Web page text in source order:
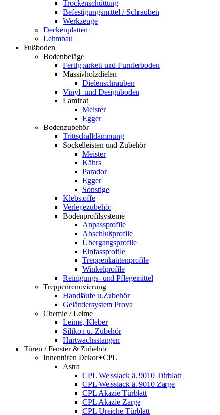
Trockenschüttung
Befestigungsmittel / Schrauben
Werkzeuge
Deckenplatten
Lehmbau
Fußboden
Bodenbeläge
Fertigparkett und Furnierboden
Massivholzdielen
Dielenschrauben
Vinyl- und Designboden
Laminat
Meister
Egger
Bodenzubehör
Trittschalldämmung
Sockelleisten und Zubehör
Meister
Kährs
Parador
Egger
Sonstige
Klebstoffe
Verlegezubehör
Bodenprofilsysteme
Anpassprofile
Abschlußprofile
Übergangsprofile
Einfassprofile
Treppenkantenprofile
Winkelprofile
Reinigungs- und Pflegemittel
Treppenrenovierung
Handläufe u.Zubehör
Geländersystem Prova
Chemie / Leime
Leime, Kleber
Silikon u. Zubehör
Hartwachsstangen
Türen / Fenster & Zubehör
Innentüren Dekor+CPL
Astra
CPL Weisslack ä. 9010 Türblatt
CPL Weisslack ä. 9010 Zarge
CPL Akazie Türblatt
CPL Akazie Zarge
CPL Ureiche Türblatt